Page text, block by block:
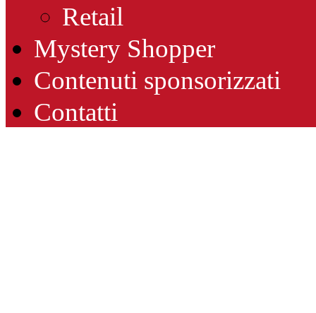
Retail
Mystery Shopper
Contenuti sponsorizzati
Contatti